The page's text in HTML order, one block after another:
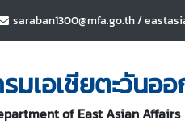
saraban1300@mfa.go.th /
มเอเชียตะวันอ
of East Asian Affairs